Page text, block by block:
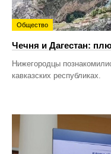
Общество
Чечня и Дагестан:
Нижегородцы
кавказских республиках.